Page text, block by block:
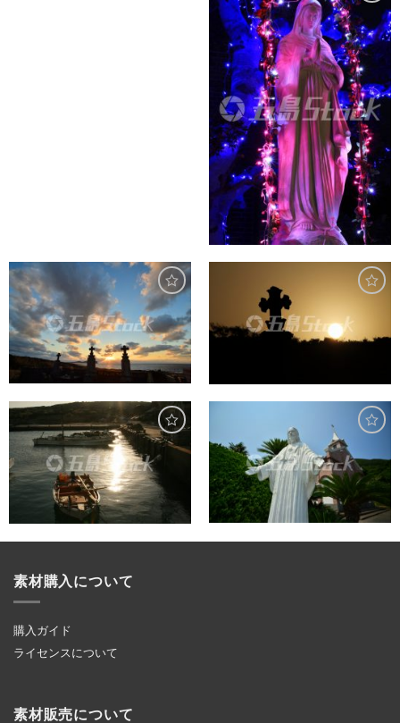
素材購入について
購入ガイド
ライセンスについて
素材販売について